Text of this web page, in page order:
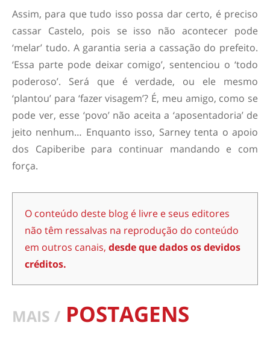
Assim, para que tudo isso possa dar certo, é preciso
cassar Castelo, pois se isso não acontecer pode
‘melar’ tudo. A garantia seria a cassação do prefeito.
‘Essa parte pode deixar comigo’, sentenciou o ‘todo
poderoso’. Será que é verdade, ou ele mesmo
‘plantou’ para ‘fazer visagem’? É, meu amigo, como se
pode ver, esse ‘povo’ não aceita a ‘aposentadoria’ de
jeito nenhum… Enquanto isso, Sarney tenta o apoio
dos Capiberibe para continuar mandando e com
força.
O conteúdo deste blog é livre e seus editores
não têm ressalvas na reprodução do conteúdo
em outros canais, desde que dados os devidos
créditos.
MAIS / POSTAGENS